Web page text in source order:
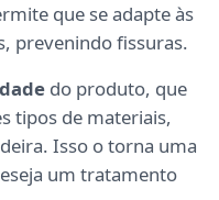
que se adapte às
prevenindo fissuras.
do produto, que
tipos de materiais,
Isso o torna uma
um tratamento